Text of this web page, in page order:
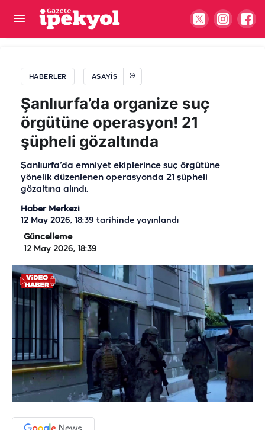
HABERLER ASAYIŞ
Şanlıurfa’da organize suç
örgütüne operasyon! 21
şüpheli gözaltında
Şanlıurfa’da emniyet ekiplerince suç örgütüne
yönelik düzenlenen operasyonda 21 şüpheli
gözaltına alındı.
Haber Merkezi
12 May 2026, 18:39 tarihinde yayınlandı
Güncelleme
12 May 2026, 18:39
Şanlıurfa’da zincirleme kaza! Yaralılar var